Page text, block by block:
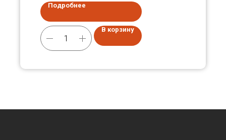
Подробнее
В корзину